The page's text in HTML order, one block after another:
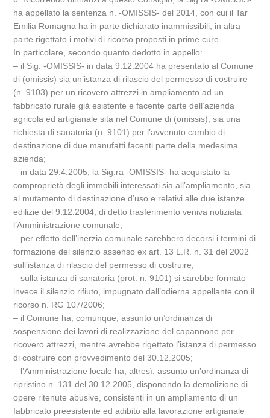
ha appellato la sentenza n. -OMISSIS- del 2014, con cui il Tar
Emilia Romagna ha in parte dichiarato inammissibili, in altra
parte rigettato i motivi di ricorso proposti in prime cure.
In particolare, secondo quanto dedotto in appello:
– il Sig. -OMISSIS- in data 9.12.2004 ha presentato al Comune
di (omissis) sia un’istanza di rilascio del permesso di costruire
(n. 9103) per un ricovero attrezzi in ampliamento ad un
fabbricato rurale già esistente e facente parte dell’azienda
agricola ed artigianale sita nel Comune di (omissis); sia una
richiesta di sanatoria (n. 9101) per l’avvenuto cambio di
destinazione di due manufatti facenti parte della medesima
azienda;
– in data 29.4.2005, la Sig.ra -OMISSIS- ha acquistato la
comproprietà degli immobili interessati sia all’ampliamento, sia
al mutamento di destinazione d’uso e relativi alle due istanze
edilizie del 9.12.2004; di detto trasferimento veniva notiziata
l’Amministrazione comunale;
– per effetto dell’inerzia comunale sarebbero decorsi i termini di
formazione del silenzio assenso ex art. 13 L.R. n. 31 del 2002
sull’istanza di rilascio del permesso di costruire;
– sulla istanza di sanatoria (prot. n. 9101) si sarebbe formato
invece il silenzio rifiuto, impugnato dall’odierna appellante con il
ricorso n. RG 107/2006;
– il Comune ha, comunque, assunto un’ordinanza di
sospensione dei lavori di realizzazione del capannone per
ricovero attrezzi, mentre avrebbe rigettato l’istanza di permesso
di costruire con provvedimento del 30.12.2005;
– l’Amministrazione locale ha, altresì, assunto un’ordinanza di
ripristino n. 131 del 30.12.2005, disponendo la demolizione di
opere ritenute abusive, consistenti in un ampliamento di un
fabbricato preesistente ed adibito alla lavorazione artigianale